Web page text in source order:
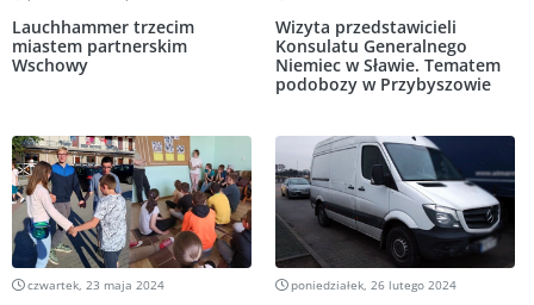
Lauchhammer trzecim
miastem partnerskim
Wschowy
Wizyta przedstawicieli
Konsulatu Generalnego
Niemiec w Sławie. Tematem
podobozy w Przybyszowie
czwartek, 23 maja 2024 poniedziałek, 26 lutego 2024